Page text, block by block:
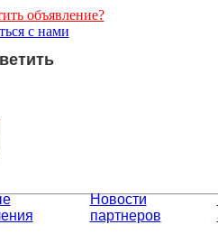
объявление?
с нами
Новости
партнеров